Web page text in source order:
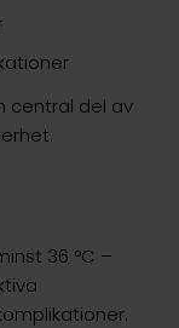
central del av
36 °C –